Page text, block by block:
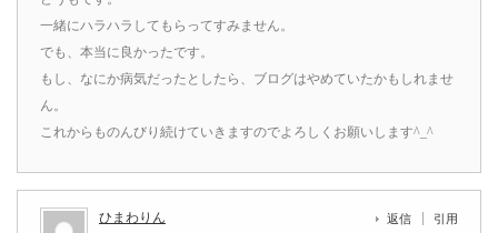
一緒にハラハラしてもらってすみません。
でも、本当に良かったです。
もし、なにか病気だったとしたら、ブログはやめていたかもしれませ
ん。
これからものんびり続けていきますのでよろしくお願いします^_^
ひまわりん 返信 引用